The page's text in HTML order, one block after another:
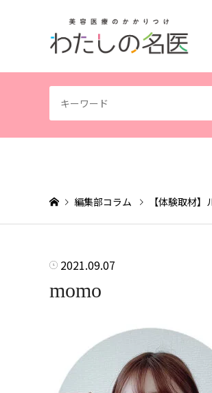
編集部コラム 【体験取材
2021.09.07
momo